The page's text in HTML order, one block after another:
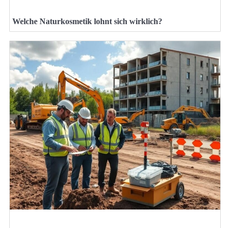
Welche Naturkosmetik lohnt sich wirklich?